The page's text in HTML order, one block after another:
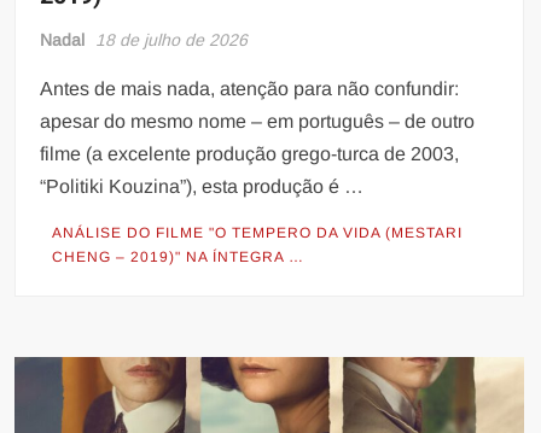
Nadal 18 de julho de 2026
Antes de mais nada, atenção para não confundir:
apesar do mesmo nome – em português – de outro
filme (a excelente produção grego-turca de 2003,
“Politiki Kouzina”), esta produção é …
ANÁLISE DO FILME "O TEMPERO DA VIDA (MESTARI
CHENG – 2019)" NA ÍNTEGRA …